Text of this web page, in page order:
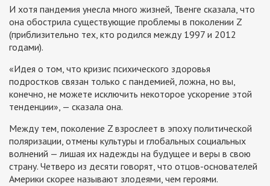
И хотя пандемия унесла много жизней, Твенге сказала, что
она обострила существующие проблемы в поколении Z
(приблизительно тех, кто родился между 1997 и 2012
годами).
«Идея о том, что кризис психического здоровья
подростков связан только с пандемией, ложна, но вы,
конечно, не можете исключить некоторое ускорение этой
тенденции», — сказала она.
Между тем, поколение Z взрослеет в эпоху политической
поляризации, отмены культуры и глобальных социальных
волнений — лишая их надежды на будущее и веры в свою
страну. Четверо из десяти говорят, что отцов-основателей
Америки скорее называют злодеями, чем героями.